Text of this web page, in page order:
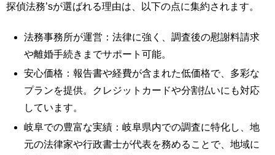
探偵法務’sが選ばれる理由は、以下の点に集約されます。
法務事務所が運営：法律に強く、調査後の慰謝料請求
や離婚手続きまでサポート可能。
安心価格：報告書や経費が含まれた低価格で、多彩な
プランを提供。クレジットカードや分割払いにも対応
しています。
岐阜での豊富な実績：岐阜県内での調査に特化し、地
元の法律家や行政書士が代表を務めることで、地域に